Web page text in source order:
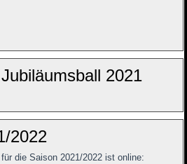
2021
2022
die Saison 2021/2022 ist online: